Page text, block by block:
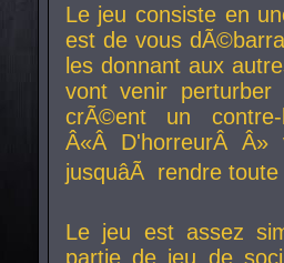
Le jeu consiste en
est de vous
les donnant aux
vont venir perturber
crÃ©ent un
Â«Â D'horreurÂ
jusquâÃ rendre
Le jeu est assez
partie de jeu de